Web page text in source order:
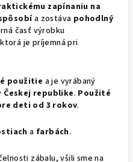
zapínaniu na
a zostáva pohodlný
časť výrobku
ktorá je príjemná pri
použitie a je vyrábaný
Českej republike. Použité
deti od 3 rokov.
a farbách.
zábalu, všili sme na